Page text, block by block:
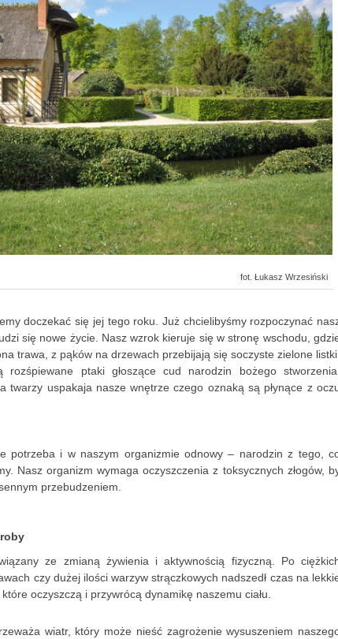
fot. Łukasz Wrzesiński
doczekać się jej tego roku. Już chcielibyśmy rozpoczynać
się nowe życie. Nasz wzrok kieruje się w stronę wschodu,
trawa, z pąków na drzewach przebijają się soczyste zielone
rozśpiewane ptaki głoszące cud narodzin bożego
twarzy uspakaja nasze wnętrze czego oznaką są płynące z
potrzeba i w naszym organizmie odnowy – narodzin z tego,
Nasz organizm wymaga oczyszczenia z toksycznych złogów,
przebudzeniem.
ze zmianą żywienia i aktywnością fizyczną. Po
czy dużej ilości warzyw strączkowych nadszedł czas na
oczyszczą i przywrócą dynamikę naszemu ciału.
wiatr, który może nieść zagrożenie wysuszeniem